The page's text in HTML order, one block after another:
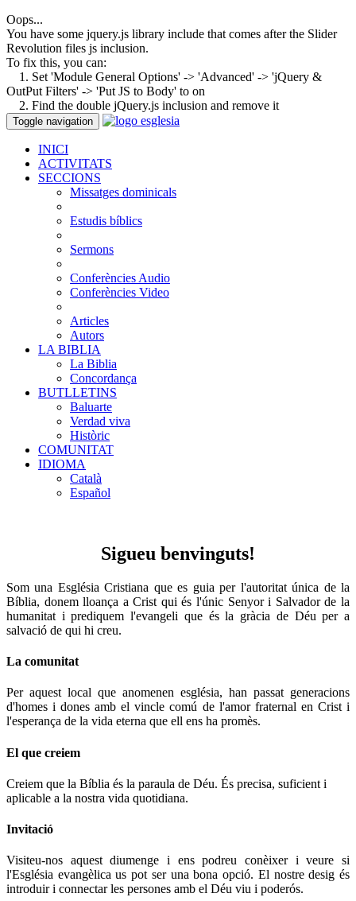
Oops...
You have some jquery.js library include that comes after the Slider
Revolution files js inclusion.
To fix this, you can:
1. Set 'Module General Options' -> 'Advanced' -> 'jQuery &
OutPut Filters' -> 'Put JS to Body' to on
2. Find the double jQuery.js inclusion and remove it
Toggle navigation
INICI
ACTIVITATS
SECCIONS
Missatges dominicals
Estudis bíblics
Sermons
Conferències Audio
Conferències Video
Articles
Autors
LA BIBLIA
La Biblia
Concordança
BUTLLETINS
Baluarte
Verdad viva
Històric
COMUNITAT
IDIOMA
Català
Español
Sigueu benvinguts!
Som una Església Cristiana que es guia per l'autoritat única de la
Bíblia, donem lloança a Crist qui és l'únic Senyor i Salvador de la
humanitat i prediquem l'evangeli que és la gràcia de Déu per a
salvació de qui hi creu.
La comunitat
Per aquest local que anomenen església, han passat generacions
d'homes i dones amb el vincle comú de l'amor fraternal en Crist i
l'esperança de la vida eterna que ell ens ha promès.
El que creiem
Creiem que la Bíblia és la paraula de Déu. És precisa, suficient i
aplicable a la nostra vida quotidiana.
Invitació
Visiteu-nos aquest diumenge i ens podreu conèixer i veure si
l'Església evangèlica us pot ser una bona opció. El nostre desig és
introduir i connectar les persones amb el Déu viu i poderós.